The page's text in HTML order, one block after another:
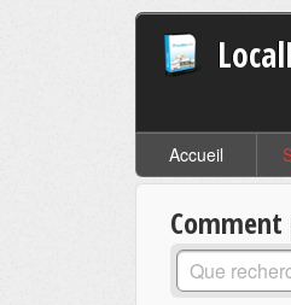
Accueil